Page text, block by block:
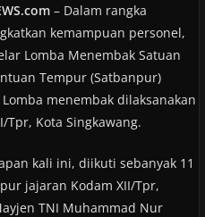
– Dalam rangka
kemampuan personel,
Lomba Menembak Satuan
Tempur (Satbanpur)
menembak dilaksanakan
Tpr, Kota Singkawang.
kali ini, diikuti sebanyak 11
jajaran Kodam XII/Tpr,
TNI Muhammad Nur